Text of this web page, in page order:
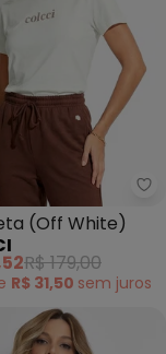
(Off White)
(Off White)
R$ 179,00
R$ 31,50 sem juros